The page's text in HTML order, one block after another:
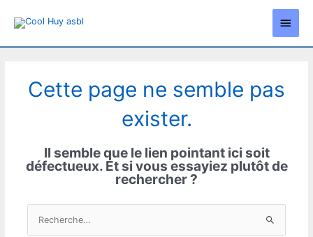
Menu
Cette page ne semble pas
exister.
Il semble que le lien pointant ici soit
défectueux. Et si vous essayiez plutôt de
rechercher ?